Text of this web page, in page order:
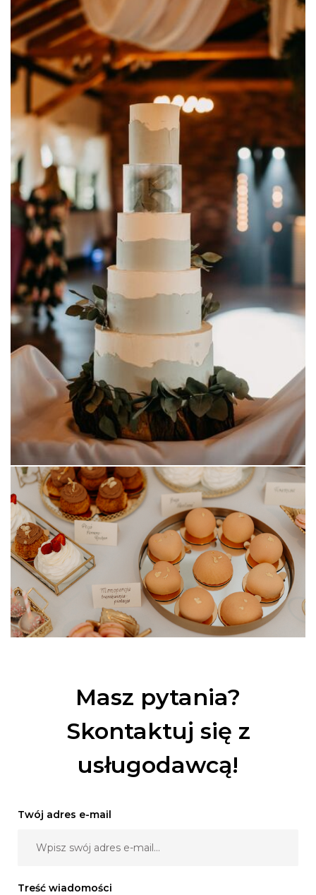
Masz pytania?
Skontaktuj się z
usługodawcą!
Twój adres e-mail
Treść wiadomości